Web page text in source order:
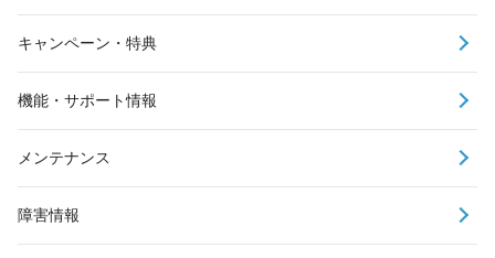
キャンペーン・特典
機能・サポート情報
メンテナンス
障害情報